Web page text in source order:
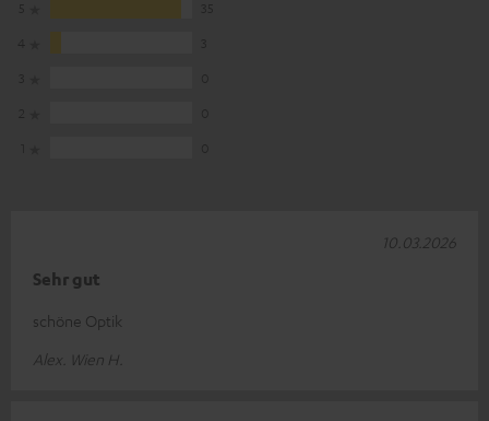
Sehr gut
schöne Optik
Alex. Wien H.
10.03.2026